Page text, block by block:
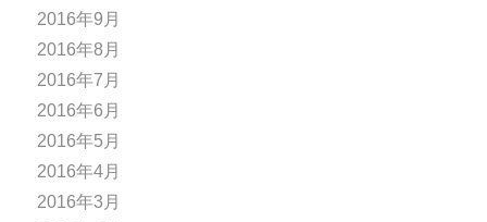
2016年9月
2016年8月
2016年7月
2016年6月
2016年5月
2016年4月
2016年3月